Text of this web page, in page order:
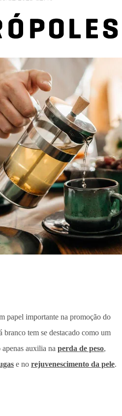
papel importante na promoção do
branco tem se destacado como um
auxilia na perda de peso,
e no rejuvenescimento da pele.